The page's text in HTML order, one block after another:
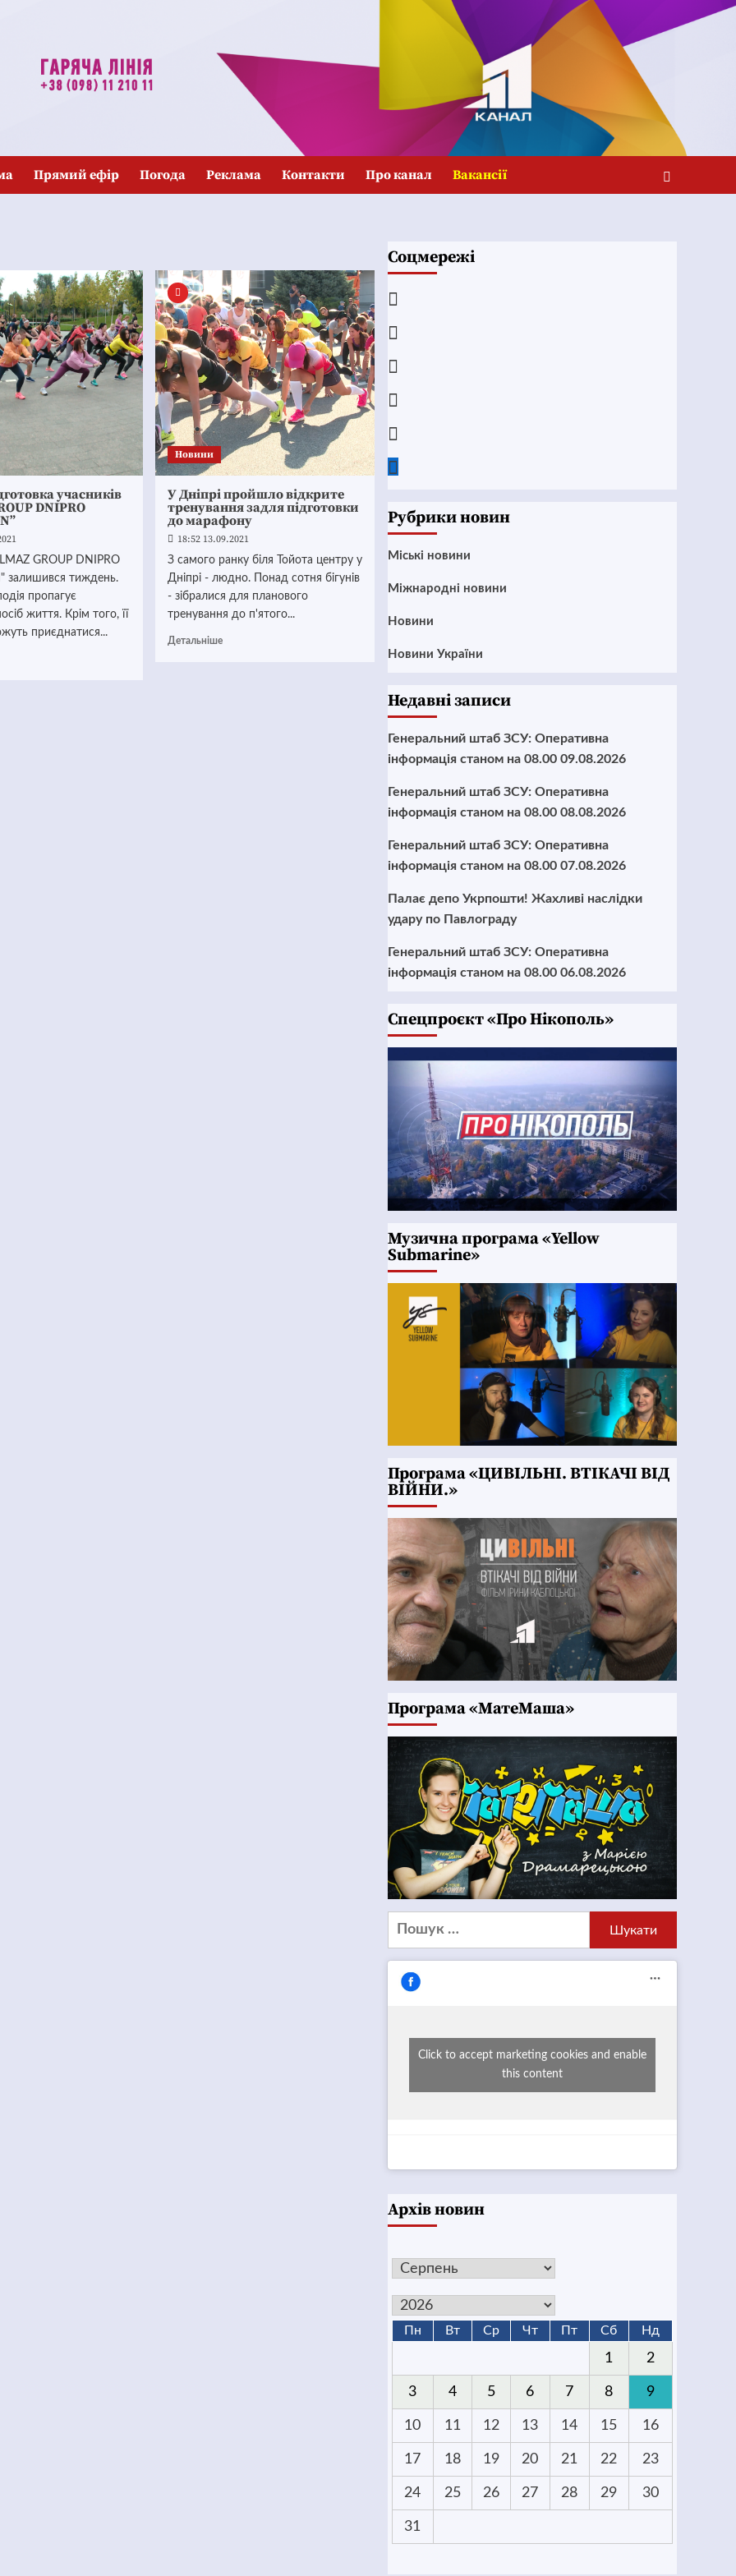
Прямий ефір Погода Реклама Контакти Про канал Вакансії
учасників
DNIPRO
GROUP DNIPRO
залишився тиждень.
пропагує
життя. Крім того, її
приєднатися...
Новини
У Дніпрі пройшло відкрите
тренування задля підготовки
до марафону
18:52 13.09.2021
З самого ранку біля Тойота центру у
Дніпрі - людно. Понад сотня бігунів
- зібралися для планового
тренування до п'ятого...
Детальніше
Соцмережі
Рубрики новин
Mіські новини
Міжнародні новини
Новини
Новини України
Недавні записи
Генеральний штаб ЗСУ: Оперативна
інформація станом на 08.00 09.08.2026
Генеральний штаб ЗСУ: Оперативна
інформація станом на 08.00 08.08.2026
Генеральний штаб ЗСУ: Оперативна
інформація станом на 08.00 07.08.2026
Палає депо Укрпошти! Жахливі наслідки
удару по Павлограду
Генеральний штаб ЗСУ: Оперативна
інформація станом на 08.00 06.08.2026
Cпецпроєкт «Про Нікополь»
Музична програма «Yellow
Submarine»
Програма «ЦИВІЛЬНІ. ВТІКАЧІ ВІД
ВІЙНИ.»
Програма «МатеМаша»
Пошук:
Click to accept marketing cookies and enable
this content
Архів новин
Пн Вт Ср Чт Пт Сб Нд
1 2
3 4 5 6 7 8 9
10 11 12 13 14 15 16
17 18 19 20 21 22 23
24 25 26 27 28 29 30
31